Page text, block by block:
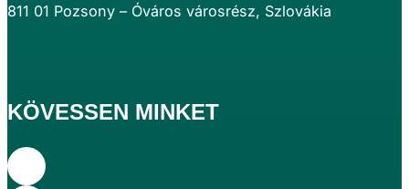
811 01 Pozsony – Óváros városrész, Szlovákia
KÖVESSEN MINKET